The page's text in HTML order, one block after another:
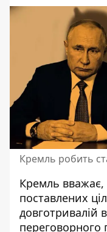
Кремль робить
Кремль
поставлених
довготривалій
переговорного